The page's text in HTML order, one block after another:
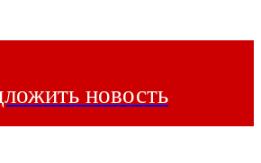
новость